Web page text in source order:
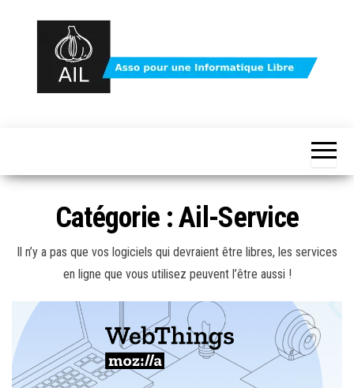
avec le
logiciel
libre –
asso AIL
Linux
libre
Catégorie :Ail-Service
Il n’y a pas que vos logiciels qui devraient être libres, les services
en ligne que vous utilisez peuvent l’être aussi !